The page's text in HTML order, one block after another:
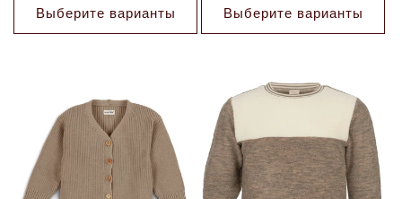
Выберите варианты Выберите варианты